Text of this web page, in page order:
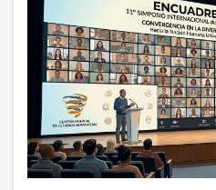
WCHS
TEMAS
Anthrolopogy
Natural sciences
Sciences